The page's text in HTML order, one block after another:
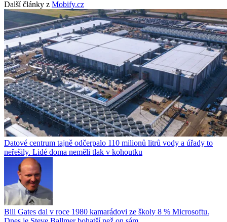
Další články z Mobify.cz
Datové centrum tajně odčerpalo 110 milionů litrů vody a úřady to
neřešily. Lidé doma neměli tlak v kohoutku
Bill Gates dal v roce 1980 kamarádovi ze školy 8 % Microsoftu.